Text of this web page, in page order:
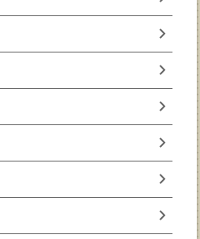
chevron_right
chevron_right
chevron_right
chevron_right
chevron_right
chevron_right